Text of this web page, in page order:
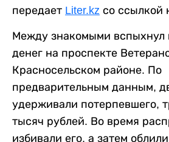
передает Liter.kz со ссылкой
Между знакомыми вспыхнул
денег на проспекте
Красносельском районе. По
предварительным данным,
удерживали потерпевшего,
тысяч рублей. Во время
избивали его, а затем